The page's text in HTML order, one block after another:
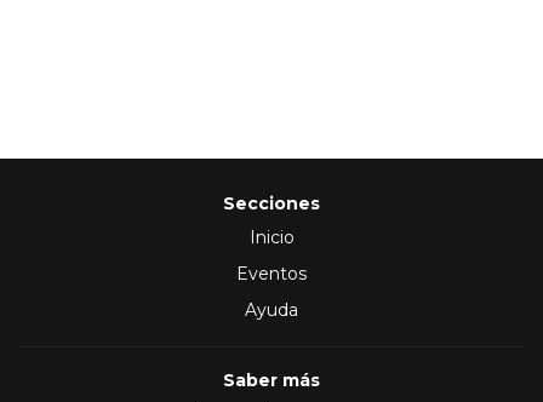
Secciones
Inicio
Eventos
Ayuda
Saber más